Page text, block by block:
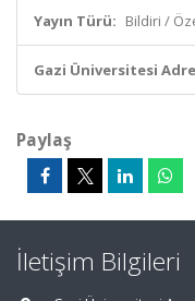
Yayın Türü: Bildiri /
Gazi Üniversitesi
Paylaş
İletişim Bilgileri